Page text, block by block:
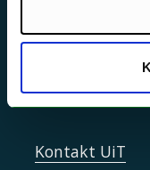
Sikkerhet,
Kontakt UiT